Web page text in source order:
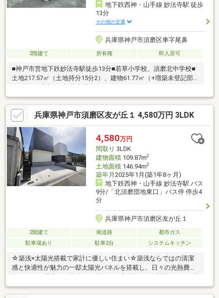
地下鉄西神・山手線 妙法寺駅 徒歩
13分
その他の交通
兵庫県神戸市須磨区車字尾鼻
2階建て 所有権 即入居可
■神戸市営地下鉄妙法寺駅徒歩13分■若草小学校、須磨北中学校■
土地217.57㎡（土地持分15分2）、建物61.77㎡（+増築未登記部分
約6㎡）■近隣に月極駐車場有り（11000円/月）
兵庫県神戸市須磨区友が丘１ 4,580万円 3LDK
4,580万円
間取り 3LDK
建物面積109.87m2
土地面積146.94m2
築年月 2025年1月(築1年8ヶ月)
地下鉄西神・山手線 妙法寺駅 バス
9分/「北須磨団地東口」バス停 停歩4
分
兵庫県神戸市須磨区友が丘１
2階建て 南道路
都市ガス
駐車場あり
駐車2台 システムキッチン
☆築浅×太陽光搭載で家計に優しい住まい☆築浅ならではの清潔
感と快適性が魅力の一邸太陽光パネルを搭載し、日々の光熱費を
手の良いシューズインクローゼットを備え、家族分の靴やアウト
ドア用品もすっきり収納可能！さらに8帖のゆとりある寝室には大